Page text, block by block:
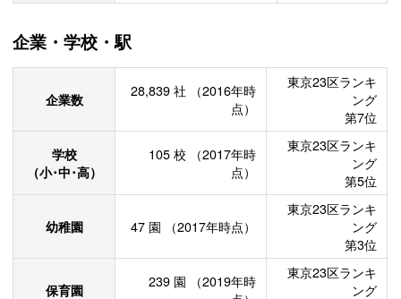
企業・学校・駅
企業数 28,839 社
（2016年時
点）
東京23区ランキ
ング
第7位
学校
（小･中･高）
105 校
（2017年時
点）
東京23区ランキ
ング
第5位
幼稚園 47 園 （2017年時点）
東京23区ランキ
ング
第3位
保育園 239 園
（2019年時
東京23区ランキ
ング